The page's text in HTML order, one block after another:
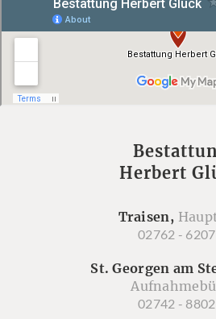
Herbert
Traisen,
02762 -
St. Georgen am
02742 -